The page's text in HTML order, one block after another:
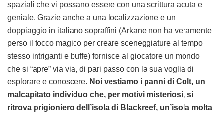
spaziali che vi possano essere con una scrittura acuta e
geniale. Grazie anche a una localizzazione e un
doppiaggio in italiano sopraffini (Arkane non ha veramente
perso il tocco magico per creare sceneggiature al tempo
stesso intriganti e buffe) fornisce al giocatore un mondo
che si “apre” via via, di pari passo con la sua voglia di
esplorare e conoscere. Noi vestiamo i panni di Colt, un
malcapitato individuo che, per motivi misteriosi, si
ritrova prigioniero dell’isola di Blackreef, un’isola molta